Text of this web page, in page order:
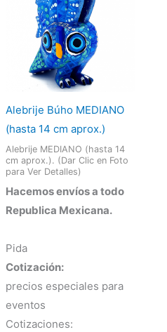
Alebrije Búho MEDIANO
(hasta 14 cm aprox.)
Alebrije MEDIANO (hasta 14
cm aprox.). (Dar Clic en Foto
para Ver Detalles)
Hacemos envíos a todo
Republica Mexicana.
Pida
Cotización:
precios especiales para
eventos
Cotizaciones: